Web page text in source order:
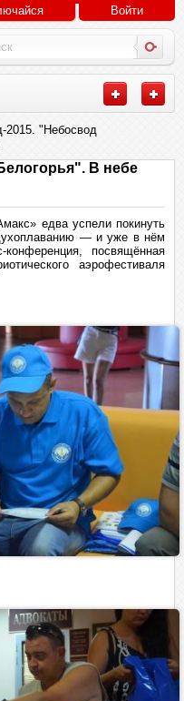
Войти
2015. "Небосвод
В небе
едва успели покинуть
— и уже в нём
посвящённая
аэрофестиваля